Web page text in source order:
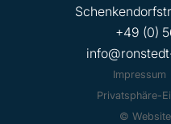
+49 (0)
Impressum
Privatsphäre-
©